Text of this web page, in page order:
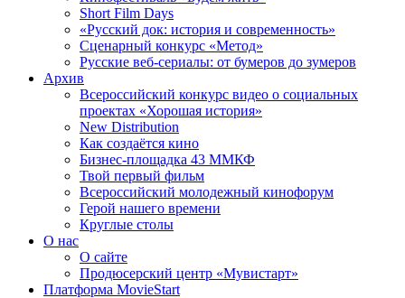
Short Film Days
«Русский док: история и современность»
Сценарный конкурс «Метод»
Русские веб-сериалы: от бумеров до зумеров
Архив
Всероссийский конкурс видео о социальных
проектах «Хорошая история»
New Distribution
Как создаётся кино
Бизнес-площадка 43 ММКФ
Твой первый фильм
Всероссийский молодежный кинофорум
Герой нашего времени
Круглые столы
О нас
О сайте
Продюсерский центр «Мувистарт»
Платформа MovieStart